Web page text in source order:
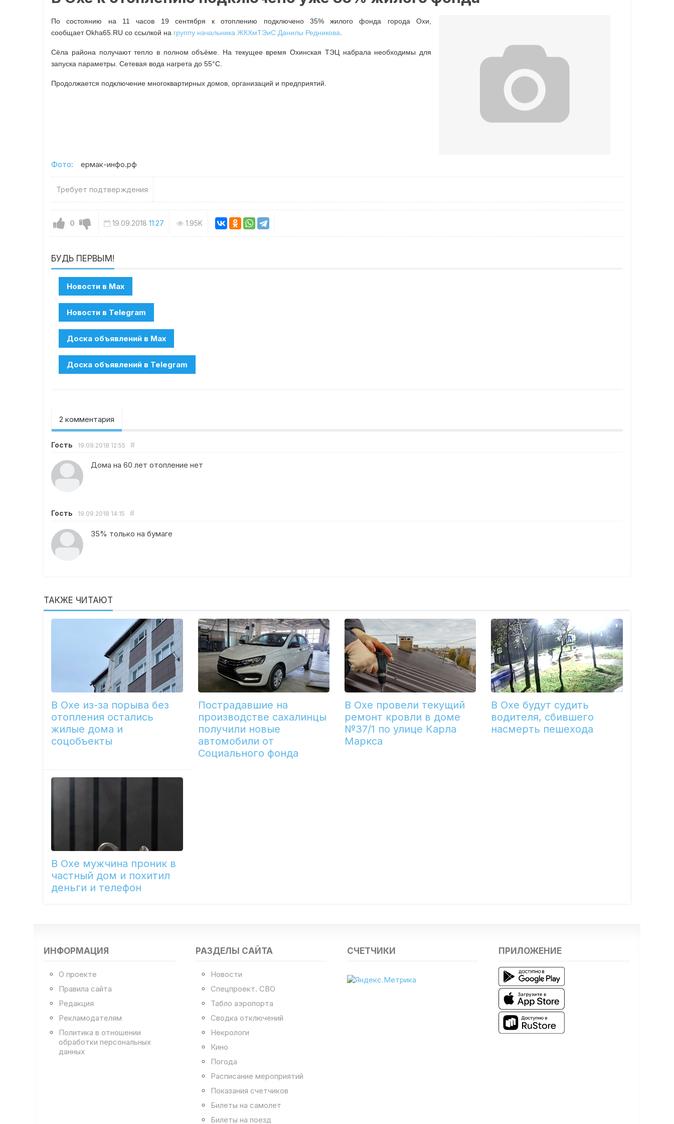
По состоянию на 11 часов 19 сентября к отоплению подключено 35% жилого фонда города Охи,
сообщает Okha65.RU со ссылкой на группу начальника ЖКХмТЭиС Данилы Редникова.
Сёла района получают тепло в полном объёме. На текущее время Охинская ТЭЦ набрала необходимы для
запуска параметры. Сетевая вода нагрета до 55°C.
Продолжается подключение многоквартирных домов, организаций и предприятий.
Фото: ермак-инфо.рф
Требует подтверждения
0 19.09.2018 11:27 1.95K
БУДЬ ПЕРВЫМ!
2 комментария
Гость 19.09.2018 12:55 #
Дома на 60 лет отопление нет
Гость 19.09.2018 14:15 #
35% только на бумаге
ТАКЖЕ ЧИТАЮТ
В Охе из-за порыва без
отопления остались
жилые дома и
соцобъекты
Пострадавшие на
производстве сахалинцы
получили новые
автомобили от
Социального фонда
В Охе провели текущий
ремонт кровли в доме
№37/1 по улице Карла
Маркса
В Охе будут судить
водителя, сбившего
насмерть пешехода
В Охе мужчина проник в
частный дом и похитил
деньги и телефон
ИНФОРМАЦИЯ
О проекте
Правила сайта
Редакция
Рекламодателям
Политика в отношении
обработки персональных
данных
РАЗДЕЛЫ САЙТА
Новости
Спецпроект. СВО
Табло аэропорта
Сводка отключений
Некрологи
Кино
Погода
Расписание мероприятий
Показания счетчиков
Билеты на самолет
Билеты на поезд
СЧЕТЧИКИ ПРИЛОЖЕНИЕ